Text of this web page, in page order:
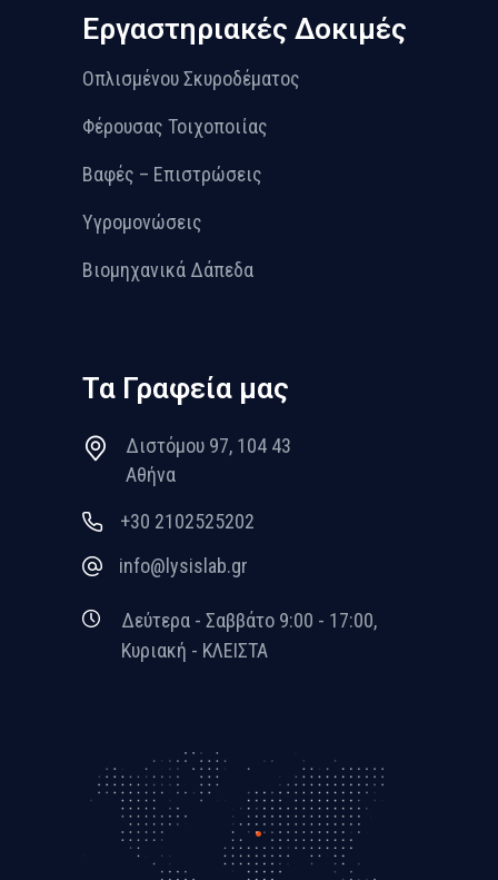
Εργαστηριακές Δοκιμές
Οπλισμένου Σκυροδέματος
Φέρουσας Τοιχοποιίας
Βαφές – Επιστρώσεις
Υγρομονώσεις
Βιομηχανικά Δάπεδα
Τα Γραφεία μας
Διστόμου 97, 104 43
Αθήνα
+30 2102525202
info@lysislab.gr
Δεύτερα - Σαββάτο 9:00 - 17:00,
Κυριακή - ΚΛΕΙΣΤΑ